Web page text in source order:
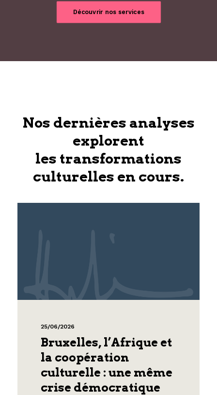
Découvrir nos services
Nos dernières analyses
explorent
les transformations
culturelles en cours.
25/06/2026
Bruxelles, l’Afrique et
la coopération
culturelle : une même
crise démocratique